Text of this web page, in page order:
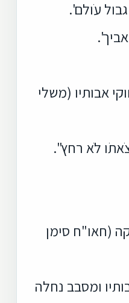
עֹולם'.
אבותיו (משלי
לֹא רחץ".
(חאו"ח סימן
ומסבב נחלה